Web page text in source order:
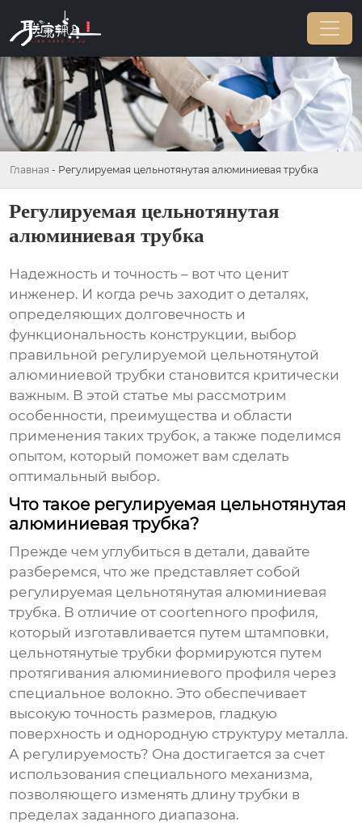
Главная - Регулируемая цельнотянутая алюминиевая трубка
Регулируемая цельнотянутая
алюминиевая трубка
Надежность и точность – вот что ценит
инженер. И когда речь заходит о деталях,
определяющих долговечность и
функциональность конструкции, выбор
правильной регулируемой цельнотянутой
алюминиевой трубки становится критически
важным. В этой статье мы рассмотрим
особенности, преимущества и области
применения таких трубок, а также поделимся
опытом, который поможет вам сделать
оптимальный выбор.
Что такое регулируемая цельнотянутая
алюминиевая трубка?
Прежде чем углубиться в детали, давайте
разберемся, что же представляет собой
регулируемая цельнотянутая алюминиевая
трубка. В отличие от соortenного профиля,
который изготавливается путем штамповки,
цельнотянутые трубки формируются путем
протягивания алюминиевого профиля через
специальное волокно. Это обеспечивает
высокую точность размеров, гладкую
поверхность и однородную структуру металла.
А регулируемость? Она достигается за счет
использования специального механизма,
позволяющего изменять длину трубки в
пределах заданного диапазона.